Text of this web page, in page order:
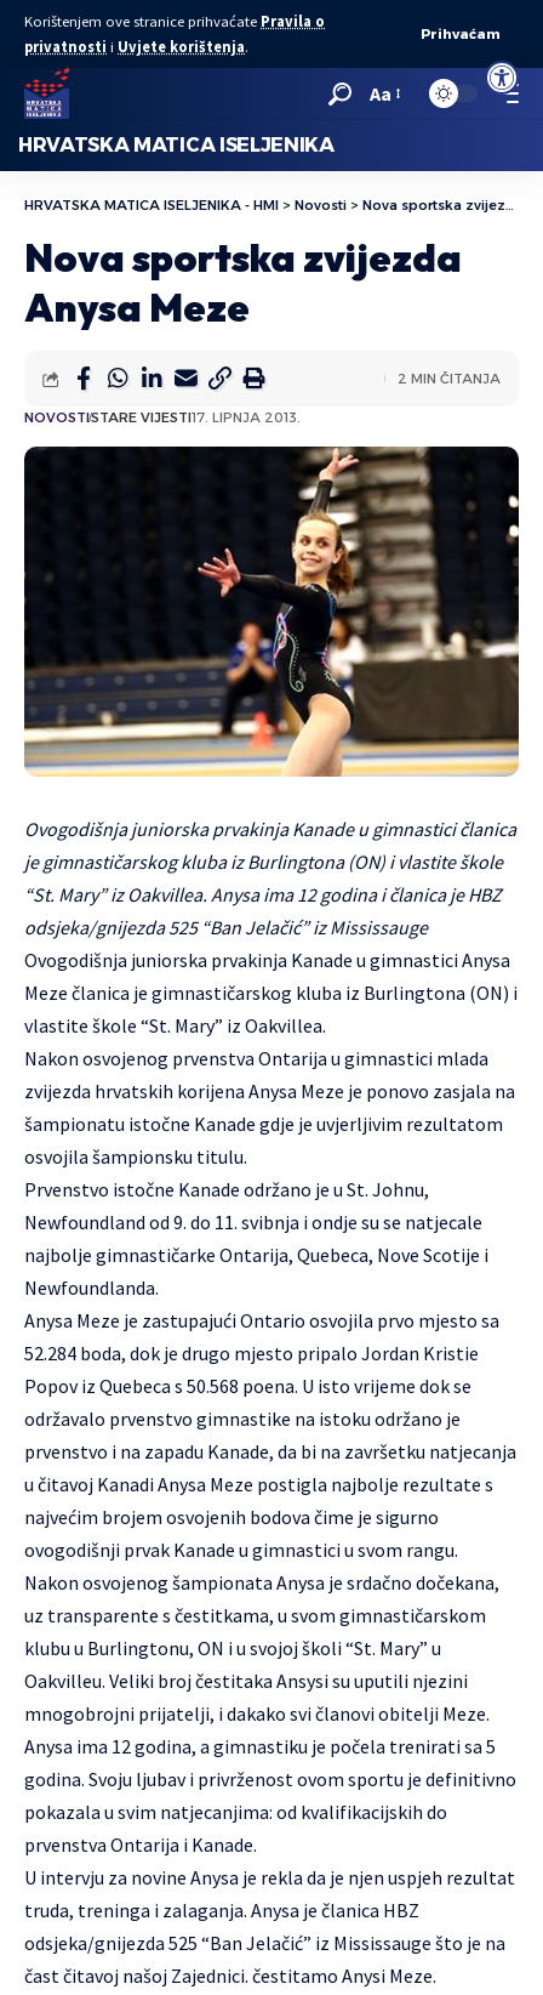
Open
Korištenjem ove stranice prihvaćate Pravila o
privatnosti i Uvjete korištenja.
Prihvaćam
Aa
HRVATSKA MATICA ISELJENIKA
HRVATSKA MATICA ISELJENIKA - HMI > Novosti > Nova sportska zvijezda Anysa Meze
Nova sportska zvijezda
Anysa Meze
NOVOSTISTARE VIJESTI17. LIPNJA 2013.
2 MIN ČITANJA
Ovogodišnja juniorska prvakinja Kanade u gimnastici članica
je gimnastičarskog kluba iz Burlingtona (ON) i vlastite škole
“St. Mary” iz Oakvillea. Anysa ima 12 godina i članica je HBZ
odsjeka/gnijezda 525 “Ban Jelačić” iz Mississauge
Ovogodišnja juniorska prvakinja Kanade u gimnastici Anysa
Meze članica je gimnastičarskog kluba iz Burlingtona (ON) i
vlastite škole “St. Mary” iz Oakvillea.
Nakon osvojenog prvenstva Ontarija u gimnastici mlada
zvijezda hrvatskih korijena Anysa Meze je ponovo zasjala na
šampionatu istočne Kanade gdje je uvjerljivim rezultatom
osvojila šampionsku titulu.
Prvenstvo istočne Kanade održano je u St. Johnu,
Newfoundland od 9. do 11. svibnja i ondje su se natjecale
najbolje gimnastičarke Ontarija, Quebeca, Nove Scotije i
Newfoundlanda.
Anysa Meze je zastupajući Ontario osvojila prvo mjesto sa
52.284 boda, dok je drugo mjesto pripalo Jordan Kristie
Popov iz Quebeca s 50.568 poena. U isto vrijeme dok se
održavalo prvenstvo gimnastike na istoku održano je
prvenstvo i na zapadu Kanade, da bi na završetku natjecanja
u čitavoj Kanadi Anysa Meze postigla najbolje rezultate s
najvećim brojem osvojenih bodova čime je sigurno
ovogodišnji prvak Kanade u gimnastici u svom rangu.
Nakon osvojenog šampionata Anysa je srdačno dočekana,
uz transparente s čestitkama, u svom gimnastičarskom
klubu u Burlingtonu, ON i u svojoj školi “St. Mary” u
Oakvilleu. Veliki broj čestitaka Ansysi su uputili njezini
mnogobrojni prijatelji, i dakako svi članovi obitelji Meze.
Anysa ima 12 godina, a gimnastiku je počela trenirati sa 5
godina. Svoju ljubav i privrženost ovom sportu je definitivno
pokazala u svim natjecanjima: od kvalifikacijskih do
prvenstva Ontarija i Kanade.
U intervju za novine Anysa je rekla da je njen uspjeh rezultat
truda, treninga i zalaganja. Anysa je članica HBZ
odsjeka/gnijezda 525 “Ban Jelačić” iz Mississauge što je na
čast čitavoj našoj Zajednici. čestitamo Anysi Meze.